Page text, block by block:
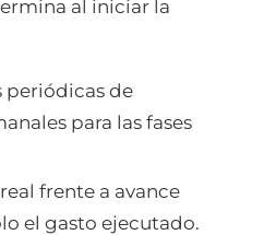
al iniciar la
periódicas de
para las fases
frente a avance
el gasto ejecutado.